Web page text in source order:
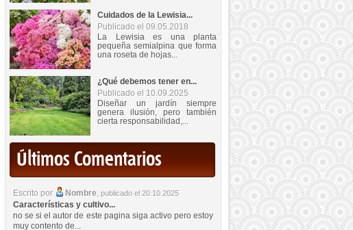
Cuidados de la Lewisia...
Publicado el 09.05.2018
La Lewisia es una planta
pequeña semialpina que forma
una roseta de hojas...
¿Qué debemos tener en...
Publicado el 10.09.2025
Diseñar un jardín siempre
genera ilusión, pero también
cierta responsabilidad,...
Últimos Comentarios
Escrito por Nombre, publicado el 20.10.2025
Características y cultivo...
no se si el autor de este pagina siga activo pero estoy
muy contento de...